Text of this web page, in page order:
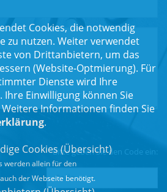
Bitte geben Sie den Code ein:
Cookies, die notwendig
zu nutzen. Weiter verwendet
von Drittanbietern, um das
(Website-Optmierung). Für
Dienste wird Ihre
Einwilligung können Sie
Informationen finden Sie
.
Cookies (Übersicht)
werden allein für den
der Webseite benötigt.